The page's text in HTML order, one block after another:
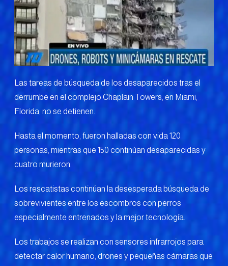
Las tareas de búsqueda de los desaparecidos tras el
derrumbe en el complejo Chaplain Towers, en Miami,
Florida, no se detienen.
Hasta el momento, fueron halladas con vida 120
personas, mientras que 150 continúan desaparecidas y
cuatro murieron.
Los rescatistas continúan la desesperada búsqueda de
sobrevivientes entre los escombros con perros
especialmente entrenados y la mejor tecnología.
Los trabajos se realizan con sensores infrarrojos para
detectar calor humano, drones y pequeñas cámaras que